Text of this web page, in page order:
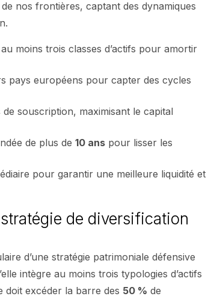
nos frontières, captant des dynamiques
moins trois classes d’actifs pour amortir
pays européens pour capter des cycles
de souscription, maximisant le capital
de plus de10 ans pour lisser les
pour garantir une meilleure liquidité et
stratégie de diversification
d’une stratégie patrimoniale défensive
intègre au moins trois typologies d’actifs
doit excéder la barre des 50 % de